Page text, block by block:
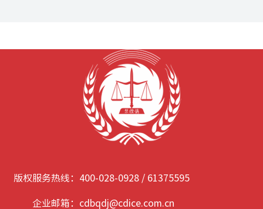
版权服务热线： 400-028-0928 / 61375595
企业邮箱： cdbqdj@cdice.com.cn